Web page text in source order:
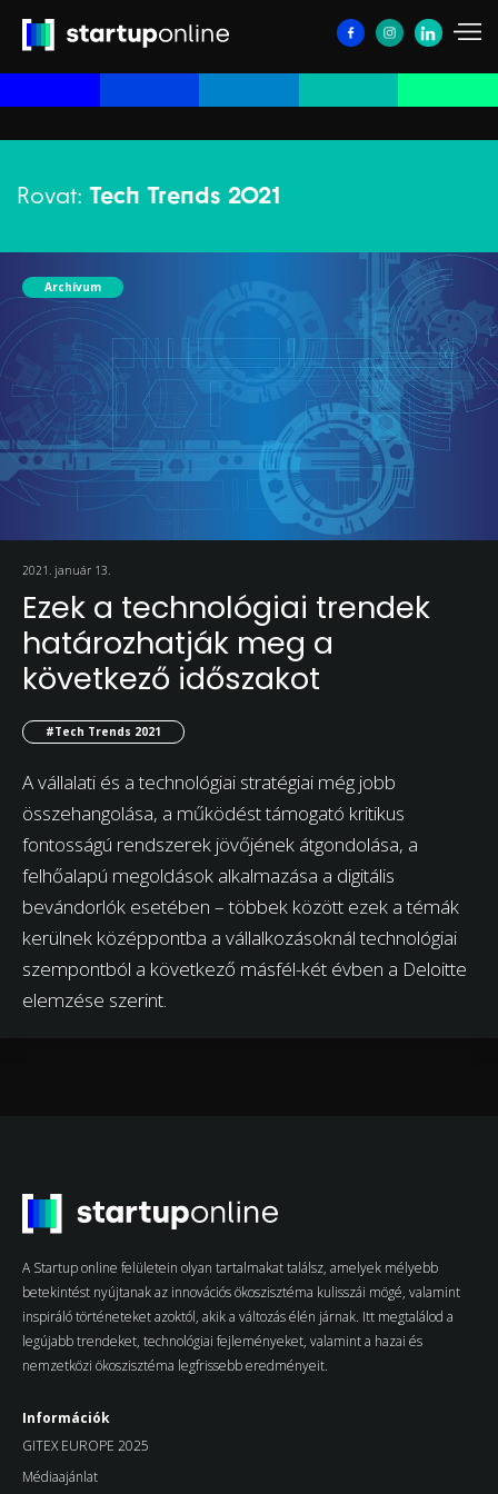
Rovat: Tech Trends 2021
Archívum
2021. január 13.
Ezek a technológiai trendek
határozhatják meg a
következő időszakot
#Tech Trends 2021
A vállalati és a technológiai stratégiai még jobb
összehangolása, a működést támogató kritikus
fontosságú rendszerek jövőjének átgondolása, a
felhőalapú megoldások alkalmazása a digitális
bevándorlók esetében – többek között ezek a témák
kerülnek középpontba a vállalkozásoknál technológiai
szempontból a következő másfél-két évben a Deloitte
elemzése szerint.
A Startup online felületein olyan tartalmakat találsz, amelyek mélyebb
betekintést nyújtanak az innovációs ökoszisztéma kulisszái mögé, valamint
inspiráló történeteket azoktól, akik a változás élén járnak. Itt megtalálod a
legújabb trendeket, technológiai fejleményeket, valamint a hazai és
nemzetközi ökoszisztéma legfrissebb eredményeit.
Információk
GITEX EUROPE 2025
Médiaajánlat